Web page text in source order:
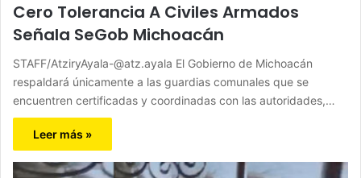
Cero Tolerancia A Civiles Armados
Señala SeGob Michoacán
STAFF/AtziryAyala-@atz.ayala El Gobierno de Michoacán
respaldará únicamente a las guardias comunales que se
encuentren certificadas y coordinadas con las autoridades,…
Leer más »